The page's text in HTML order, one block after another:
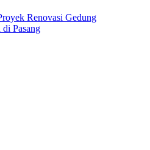
Renovasi Gedung
Pasang